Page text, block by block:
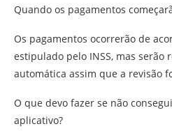
Quando os pagamentos
Os pagamentos ocorrerão de
estipulado pelo INSS, mas serão
automática assim que a revisão
O que devo fazer se não
aplicativo?